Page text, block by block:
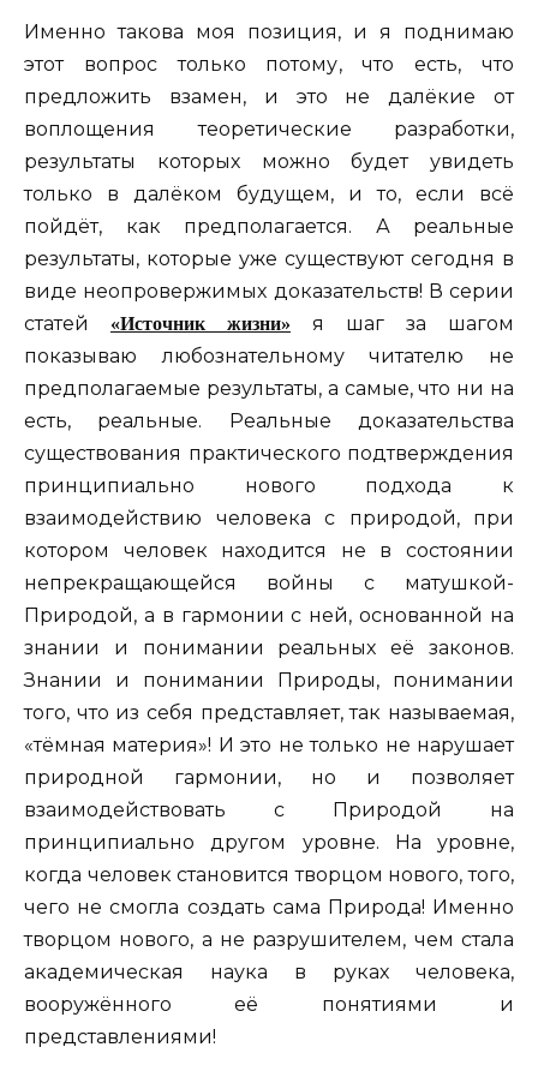
Именно такова моя позиция, и я поднимаю
этот вопрос только потому, что есть, что
предложить взамен, и это не далёкие от
воплощения теоретические разработки,
результаты которых можно будет увидеть
только в далёком будущем, и то, если всё
пойдёт, как предполагается. А реальные
результаты, которые уже существуют сегодня в
виде неопровержимых доказательств! В серии
статей
«Источник жизни»
я шаг за шагом
показываю любознательному читателю не
предполагаемые результаты, а самые, что ни на
есть, реальные. Реальные доказательства
существования практического подтверждения
принципиально нового подхода к
взаимодействию человека с природой, при
котором человек находится не в состоянии
непрекращающейся войны с матушкой-
Природой, а в гармонии с ней, основанной на
знании и понимании реальных её законов.
Знании и понимании Природы, понимании
того, что из себя представляет, так называемая,
«тёмная материя»! И это не только не нарушает
природной гармонии, но и позволяет
взаимодействовать с Природой на
принципиально другом уровне. На уровне,
когда человек становится творцом нового, того,
чего не смогла создать сама Природа! Именно
творцом нового, а не разрушителем, чем стала
академическая наука в руках человека,
вооружённого её понятиями и
представлениями!